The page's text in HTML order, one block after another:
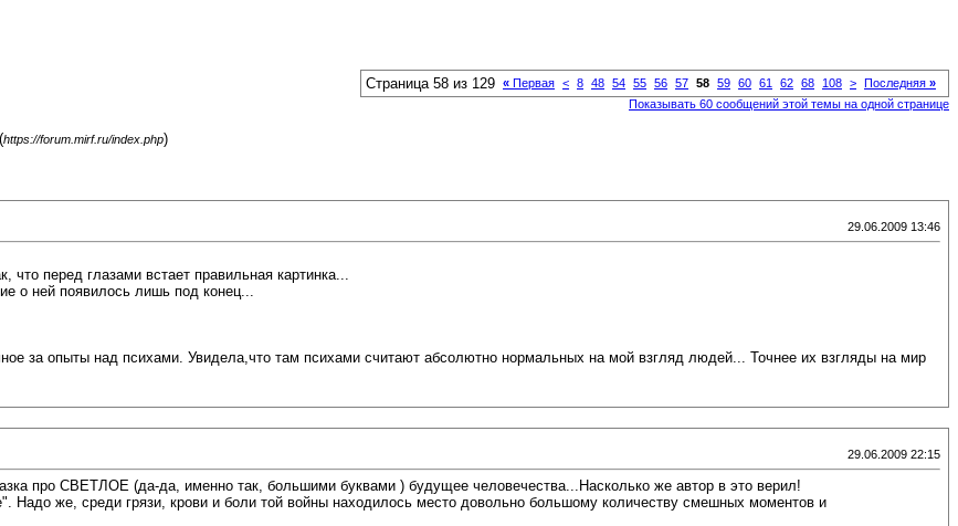
Страница 58 из 129 « Первая < 8 48 54 55 56 57 58 59 60 61 62 68 108 > Последняя »
Показывать 60 сообщений этой темы на одной странице
(https://forum.mirf.ru/index.php)
29.06.2009 13:46
перед глазами встает правильная картинка...
о ней появилось лишь под конец...
за опыты над психами. Увидела,что там психами считают абсолютно нормальных на мой взгляд людей... Точнее их взгляды на мир
29.06.2009 22:15
про СВЕТЛОЕ (да-да, именно так, большими буквами ) будущее человечества...Насколько же автор в это верил!
Надо же, среди грязи, крови и боли той войны находилось место довольно большому количеству смешных моментов и